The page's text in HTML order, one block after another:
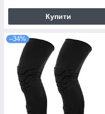
Купити
–34%